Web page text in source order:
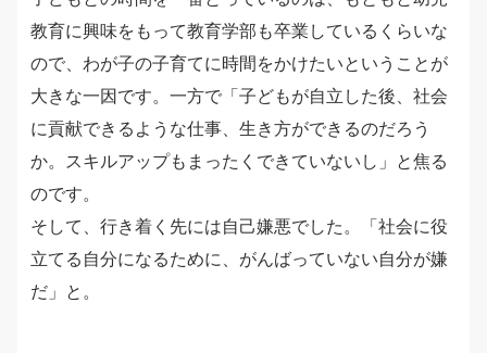
教育に興味をもって教育学部も卒業しているくらいな
ので、わが子の子育てに時間をかけたいということが
大きな一因です。一方で「子どもが自立した後、社会
に貢献できるような仕事、生き方ができるのだろう
か。スキルアップもまったくできていないし」と焦る
のです。
そして、行き着く先には自己嫌悪でした。「社会に役
立てる自分になるために、がんばっていない自分が嫌
だ」と。